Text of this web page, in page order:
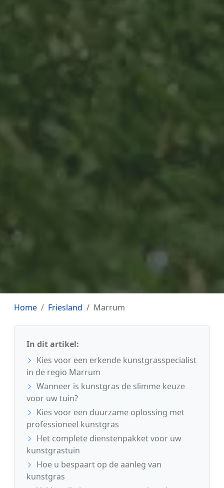
Home Friesland Marrum
In dit artikel:
Kies voor een erkende kunstgrasspecialist
in de regio Marrum
Wanneer is kunstgras de slimme keuze
voor uw tuin?
Kies voor een duurzame oplossing met
professioneel kunstgras
Het complete dienstenpakket voor uw
kunstgrastuin
Hoe u bespaart op de aanleg van
kunstgras